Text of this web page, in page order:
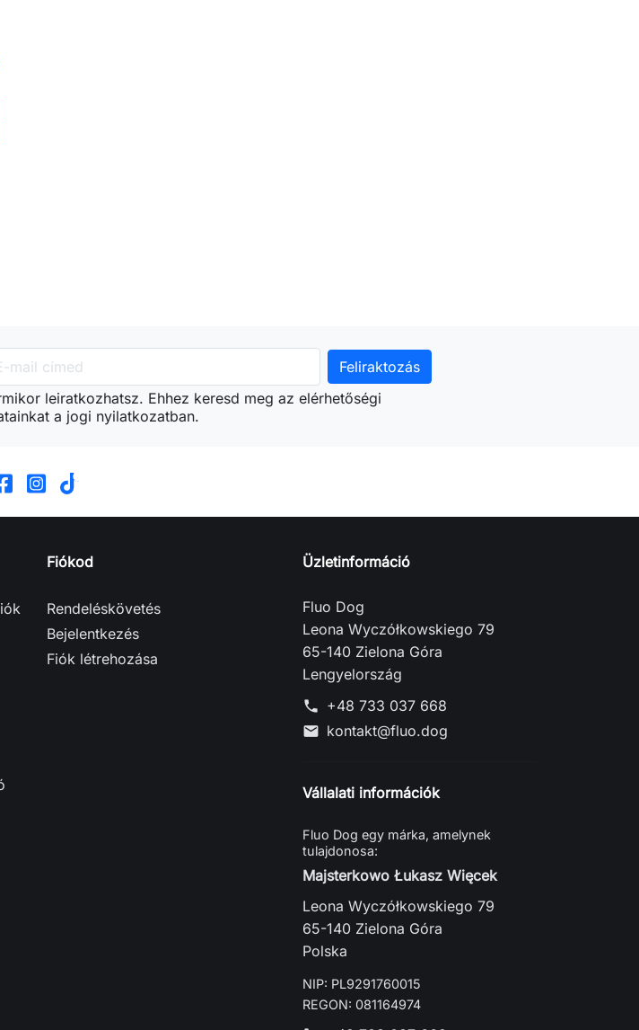
leiratkozhatsz. Ehhez keresd meg az elérhetőségi
a jogi nyilatkozatban.
Fiókod
Rendeléskövetés
Bejelentkezés
Fiók létrehozása
Üzletinformáció
Fluo Dog
Leona Wyczółkowskiego 79
65-140 Zielona Góra
Lengyelország
phone +48 733 037 668
mail kontakt@fluo.dog
Vállalati információk
Fluo Dog egy márka, amelynek
tulajdonosa:
Majsterkowo Łukasz Więcek
Leona Wyczółkowskiego 79
65-140 Zielona Góra
Polska
NIP: PL9291760015
REGON: 081164974